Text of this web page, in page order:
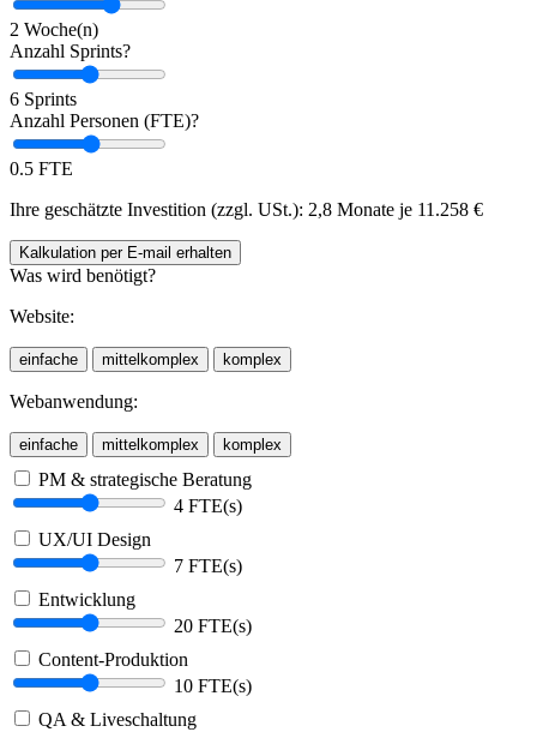
2 Woche(n)
Anzahl Sprints?
6 Sprints
Anzahl Personen (FTE)?
0.5 FTE
Ihre geschätzte Investition (zzgl. USt.): 2,8 Monate je 11.258 €
Kalkulation per E-mail erhalten
Was wird benötigt?
Website:
einfache mittelkomplex komplex
Webanwendung:
einfache mittelkomplex komplex
PM & strategische Beratung
4 FTE(s)
UX/UI Design
7 FTE(s)
Entwicklung
20 FTE(s)
Content-Produktion
10 FTE(s)
QA & Liveschaltung